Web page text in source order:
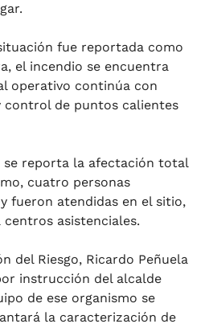
fue reportada como
el incendio se encuentra
operativo continúa con
control de puntos calientes
se reporta la afectación total
cuatro personas
fueron atendidas en el sitio,
asistenciales.
del Riesgo, Ricardo Peñuela
instrucción del alcalde
de ese organismo se
la caracterización de